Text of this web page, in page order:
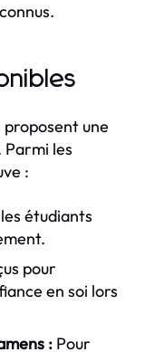
proposent une
Parmi les
:
étudiants
pour
en soi lors
: Pour